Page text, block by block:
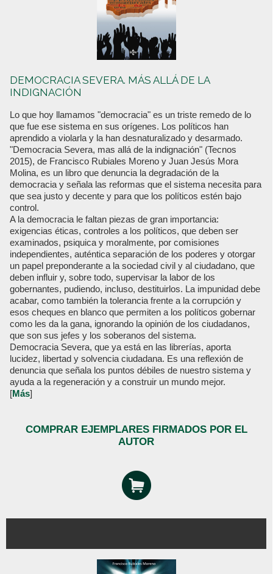
DEMOCRACIA SEVERA. MÁS ALLÁ DE LA
INDIGNACIÓN
Lo que hoy llamamos "democracia" es un triste remedo de lo
que fue ese sistema en sus orígenes. Los políticos han
aprendido a violarla y la han desnaturalizado y desarmado.
"Democracia Severa, mas allá de la indignación" (Tecnos
2015), de Francisco Rubiales Moreno y Juan Jesús Mora
Molina, es un libro que denuncia la degradación de la
democracia y señala las reformas que el sistema necesita para
que sea justo y decente y para que los políticos estén bajo
control.
A la democracia le faltan piezas de gran importancia:
exigencias éticas, controles a los políticos, que deben ser
examinados, psiquica y moralmente, por comisiones
independientes, auténtica separación de los poderes y otorgar
un papel preponderante a la sociedad civil y al ciudadano, que
deben influir y, sobre todo, supervisar la labor de los
gobernantes, pudiendo, incluso, destituirlos. La impunidad debe
acabar, como también la tolerancia frente a la corrupción y
esos cheques en blanco que permiten a los políticos gobernar
como les da la gana, ignorando la opinión de los ciudadanos,
que son sus jefes y los soberanos del sistema.
Democracia Severa, que ya está en las librerías, aporta
lucidez, libertad y solvencia ciudadana. Es una reflexión de
denuncia que señala los puntos débiles de nuestro sistema y
ayuda a la regeneración y a construir un mundo mejor.
[Más]
COMPRAR EJEMPLARES FIRMADOS POR EL
AUTOR